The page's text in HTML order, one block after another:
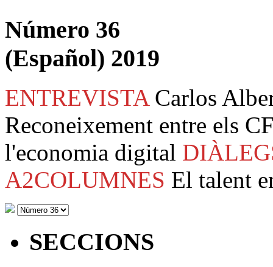
Número 36
(Español) 2019
ENTREVISTA Carlos
Reconeixement entre els
l'economia digital
A2COLUMNES El talent
SECCIONS